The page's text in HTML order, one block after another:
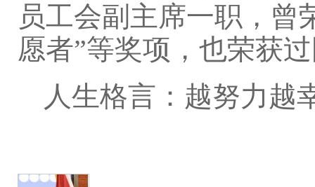
员工会副主席一职，曾
愿者”等奖项，也荣获
人生格言：越努力越